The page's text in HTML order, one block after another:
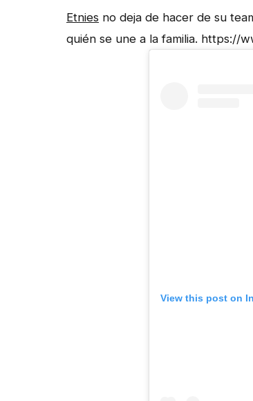
Etnies no deja de hacer de su
quién se une a la familia. https://
View this post on